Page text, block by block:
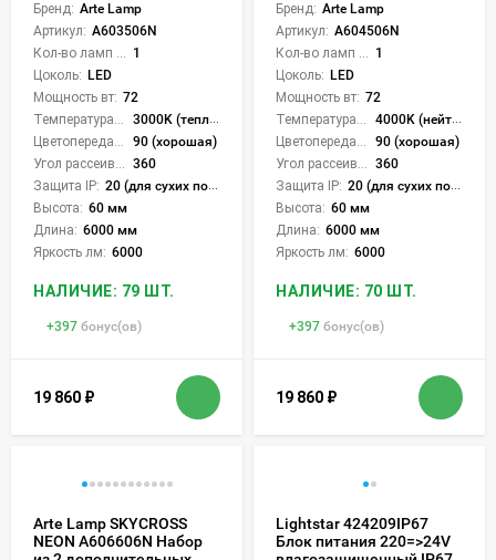
Бренд: Arte Lamp
Артикул: A603506N
Кол-во ламп или LED: 1
Цоколь: LED
Мощность вт: 72
Температура света:
3000K (теплый)
Цветопередача (CRI):
90 (хорошая)
Угол рассеивания света °: 360
Защита IP: 20 (для сухих пом.)
Высота: 60 мм
Длина: 6000 мм
Яркость лм: 6000
НАЛИЧИЕ: 79 ШТ.
+397 бонус(ов)
19 860 ₽
Бренд: Arte Lamp
Артикул: A604506N
Кол-во ламп или LED: 1
Цоколь: LED
Мощность вт: 72
Температура света:
4000K (нейтральный)
Цветопередача (CRI):
90 (хорошая)
Угол рассеивания света °: 360
Защита IP: 20 (для сухих пом.)
Высота: 60 мм
Длина: 6000 мм
Яркость лм: 6000
НАЛИЧИЕ: 70 ШТ.
+397 бонус(ов)
19 860 ₽
Arte Lamp SKYCROSS
NEON A606606N Набор
Lightstar 424209IP67
Блок питания 220=>24V